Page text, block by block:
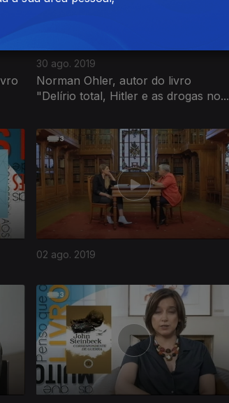
30 ago. 2019
Norman Ohler, autor do livro
"Delírio total, Hitler e as drogas no...
02 ago. 2019